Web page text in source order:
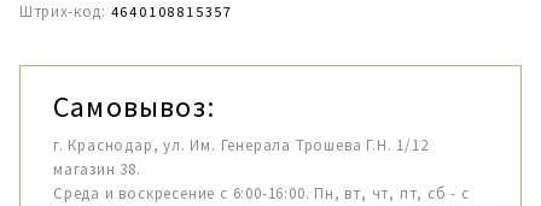
Штрих-код: 4640108815357
Самовывоз:
г. Краснодар, ул. Им. Генерала Трошева Г.Н. 1/12
магазин 38.
Среда и воскресение с 6:00-16:00. Пн, вт, чт, пт, сб - с